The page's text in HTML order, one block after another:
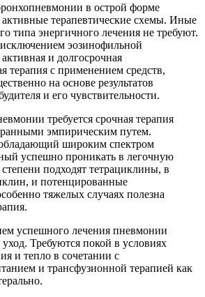
в острой форме
терапевтические схемы. Иные
типа энергичного лечения не требуют.
эозинофильной
и долгосрочная
терапия с применением средств,
на основе результатов
и его чувствительности.
требуется срочная терапия
эмпирическим путем.
широким спектром
успешно проникать в легочную
подходят тетрациклины, в
и потенцированные
тяжелых случаях полезна
успешного лечения пневмонии
Требуются покой в условиях
и тепло в сочетании с
и трансфузионной терапией как